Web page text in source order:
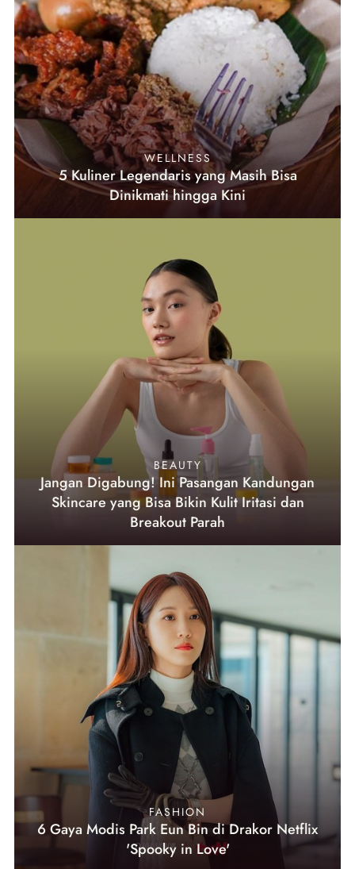
WELLNESS
5 Kuliner Legendaris yang Masih Bisa
Dinikmati hingga Kini
BEAUTY
Jangan Digabung! Ini Pasangan Kandungan
Skincare yang Bisa Bikin Kulit Iritasi dan
Breakout Parah
FASHION
6 Gaya Modis Park Eun Bin di Drakor Netflix
'Spooky in Love'